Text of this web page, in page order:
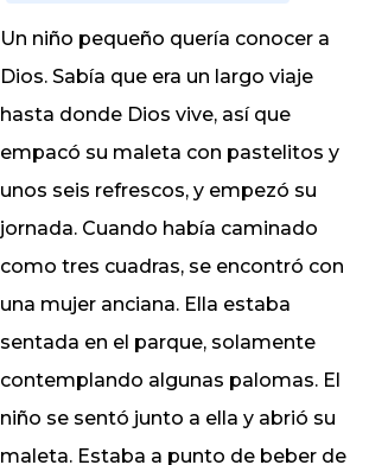
Un niño pequeño quería conocer a
Dios. Sabía que era un largo viaje
hasta donde Dios vive, así que
empacó su maleta con pastelitos y
unos seis refrescos, y empezó su
jornada. Cuando había caminado
como tres cuadras, se encontró con
una mujer anciana. Ella estaba
sentada en el parque, solamente
contemplando algunas palomas. El
niño se sentó junto a ella y abrió su
maleta. Estaba a punto de beber de